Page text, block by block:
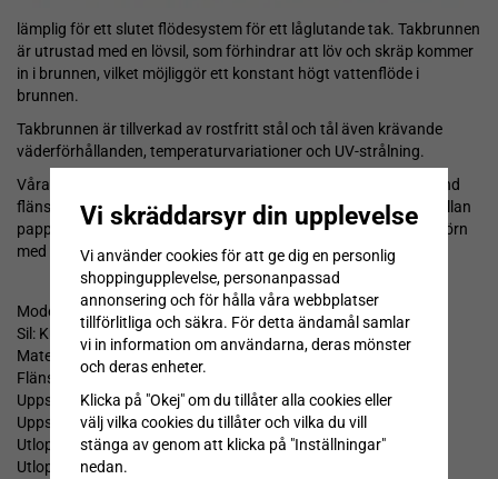
lämplig för ett slutet flödesystem för ett låglutande tak. Takbrunnen
är utrustad med en lövsil, som förhindrar att löv och skräp kommer
in i brunnen, vilket möjliggör ett konstant högt vattenflöde i
brunnen.
Takbrunnen är tillverkad av rostfritt stål och tål även krävande
väderförhållanden, temperaturvariationer och UV-strålning.
Våra brunnar tillverkas med runda perforerade flänsar. Med rund
fläns säkerställer man att flänsen lägger sig bra under och i mellan
papplagren. Installationen blir långlivad och ingen risk för att hörn
med tiden sticker upp genom pappen.
Modell B
Sil: Kupolbrunn B
Material: Rostfritt stål (SS) eller koppar (cu)
Flänsdiameter ∅: 530 mm
Uppsamlingskärlets diameter ∅220 mm
Uppsamlingskärlets djup 50 mm
Utloppets diameter ∅ 50 eller 75mm
Utloppets längd 250, 300, 350, 400, 450, 500, 550 eller 600 mm
Vi skräddarsyr din upplevelse
Vi använder cookies för att ge dig en personlig
shoppingupplevelse, personanpassad
annonsering och för hålla våra webbplatser
tillförlitliga och säkra. För detta ändamål samlar
vi in information om användarna, deras mönster
och deras enheter.
Klicka på "Okej" om du tillåter alla cookies eller
välj vilka cookies du tillåter och vilka du vill
stänga av genom att klicka på "Inställningar"
nedan.